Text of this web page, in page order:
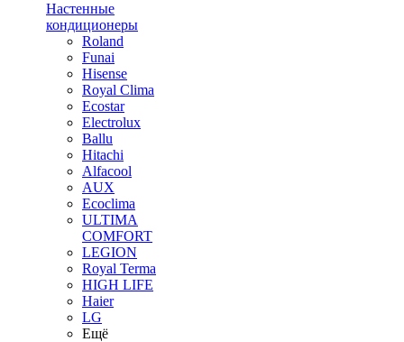
Настенные
кондиционеры
Roland
Funai
Hisense
Royal Clima
Ecostar
Electrolux
Ballu
Hitachi
Alfacool
AUX
Ecoclima
ULTIMA
COMFORT
LEGION
Royal Terma
HIGH LIFE
Haier
LG
Ещё